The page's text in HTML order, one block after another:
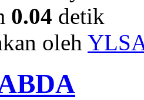
0.04 detik
oleh